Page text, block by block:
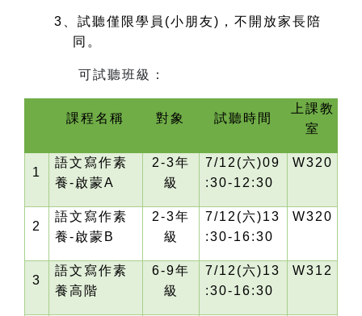
3
、試聽僅限學員(小朋友)，不開放家長陪
同。
可試聽班級：
課程名稱 對象 試聽時間
上課教
室
1
語文寫作素
養-啟蒙A
2-3年
級
7/12(六)09
:30-12:30
W320
2
語文寫作素
養-啟蒙B
2-3年
級
7/12(六)13
:30-16:30
W320
3
語文寫作素
養高階
6-9年
級
7/12(六)13
:30-16:30
W312